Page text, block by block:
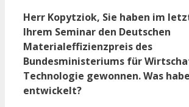
Herr Kopytziok, Sie haben im
Ihrem Seminar den Deutschen
Materialeffizienzpreis des
Bundesministeriums für
Technologie gewonnen. Was
entwickelt?